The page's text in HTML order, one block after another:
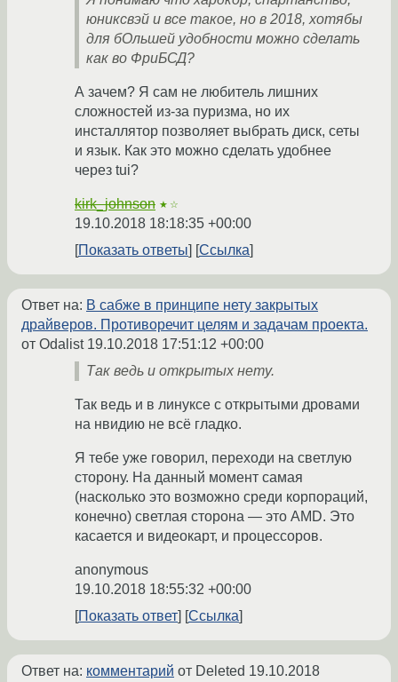
юниксвэй и все такое, но в 2018, хотябы
для бОльшей удобности можно сделать
как во ФриБСД?
А зачем? Я сам не любитель лишних
сложностей из-за пуризма, но их
инсталлятор позволяет выбрать диск, сеты
и язык. Как это можно сделать удобнее
через tui?
kirk_johnson ★☆
19.10.2018 18:18:35 +00:00
Показать ответы
Ссылка
Ответ на: В сабже в принципе нету закрытых
драйверов. Противоречит целям и задачам проекта.
от Odalist 19.10.2018 17:51:12 +00:00
Так ведь и открытых нету.
Так ведь и в линуксе с открытыми дровами
на нвидию не всё гладко.
Я тебе уже говорил, переходи на светлую
сторону. На данный момент самая
(насколько это возможно среди корпораций,
конечно) светлая сторона — это AMD. Это
касается и видеокарт, и процессоров.
anonymous
19.10.2018 18:55:32 +00:00
Показать ответ
Ссылка
Ответ на: комментарий от Deleted 19.10.2018